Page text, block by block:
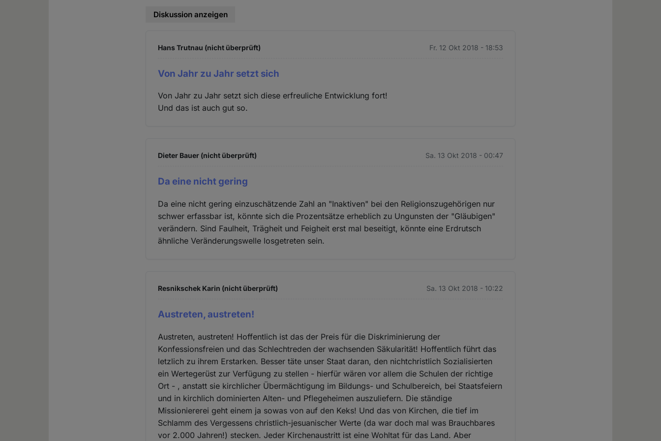
Diskussion anzeigen
Hans Trutnau (nicht überprüft) Fr. 12 Okt 2018 - 18:53
Von Jahr zu Jahr setzt sich
Von Jahr zu Jahr setzt sich diese erfreuliche Entwicklung fort!
Und das ist auch gut so.
Dieter Bauer (nicht überprüft) Sa. 13 Okt 2018 - 00:47
Da eine nicht gering
Da eine nicht gering einzuschätzende Zahl an "Inaktiven" bei den Religionszugehörigen nur
schwer erfassbar ist, könnte sich die Prozentsätze erheblich zu Ungunsten der "Gläubigen"
verändern. Sind Faulheit, Trägheit und Feigheit erst mal beseitigt, könnte eine Erdrutsch
ähnliche Veränderungswelle losgetreten sein.
Resnikschek Karin (nicht überprüft) Sa. 13 Okt 2018 - 10:22
Austreten, austreten!
Austreten, austreten! Hoffentlich ist das der Preis für die Diskriminierung der
Konfessionsfreien und das Schlechtreden der wachsenden Säkularität! Hoffentlich führt das
letzlich zu ihrem Erstarken. Besser täte unser Staat daran, den nichtchristlich Sozialisierten
ein Wertegerüst zur Verfügung zu stellen - hierfür wären vor allem die Schulen der richtige
Ort - , anstatt sie kirchlicher Übermächtigung im Bildungs- und Schulbereich, bei Staatsfeiern
und in kirchlich dominierten Alten- und Pflegeheimen auszuliefern. Die ständige
Missioniererei geht einem ja sowas von auf den Keks! Und das von Kirchen, die tief im
Schlamm des Vergessens christlich-jesuanischer Werte (da war doch mal was Brauchbares
vor 2.000 Jahren!) stecken. Jeder Kirchenaustritt ist eine Wohltat für das Land. Aber